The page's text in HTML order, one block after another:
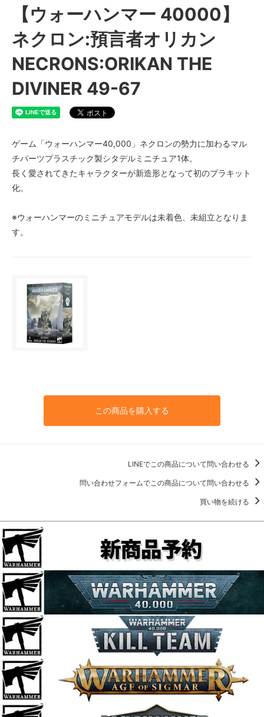
【ウォーハンマー 40000】
ネクロン:預言者オリカン
NECRONS:ORIKAN THE
DIVINER 49-67
ゲーム「ウォーハンマー40,000」ネクロンの勢力に加わるマル
チパーツプラスチック製シタデルミニチュア1体。
長く愛されてきたキャラクターが新造形となって初のプラキット
化。
※ウォーハンマーのミニチュアモデルは未着色、未組立となりま
す。
この商品を購入する
LINEでこの商品について問い合わせる
問い合わせフォームでこの商品について問い合わせる
買い物を続ける